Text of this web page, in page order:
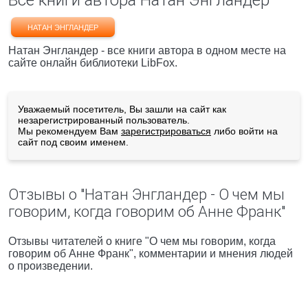
НАТАН ЭНГЛАНДЕР
Натан Энгландер - все книги автора в одном месте на
сайте онлайн библиотеки LibFox.
Уважаемый посетитель, Вы зашли на сайт как
незарегистрированный пользователь.
Мы рекомендуем Вам зарегистрироваться либо войти на
сайт под своим именем.
Отзывы о "Натан Энгландер - О чем мы
говорим, когда говорим об Анне Франк"
Отзывы читателей о книге "О чем мы говорим, когда
говорим об Анне Франк", комментарии и мнения людей
о произведении.